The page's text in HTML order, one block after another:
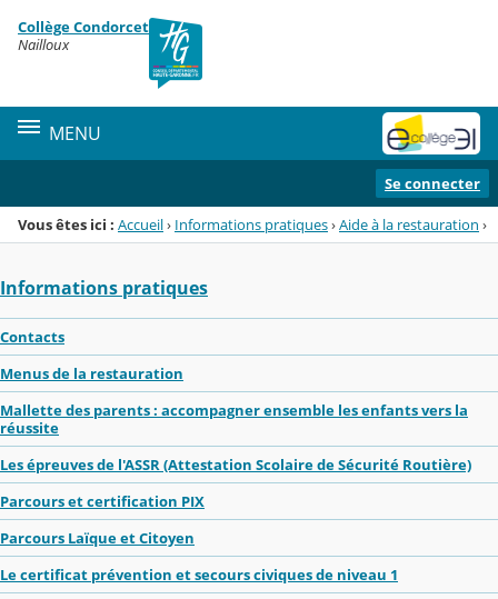
Menu de la rubrique
Contenu
Collège Condorcet
Nailloux
MENU
Se connecter
Vous êtes ici : Accueil› Informations pratiques›Aide à la restauration ›
Informations pratiques
Contacts
Menus de la restauration
Mallette des parents : accompagner ensemble les enfants vers la
réussite
Les épreuves de l'ASSR (Attestation Scolaire de Sécurité Routière)
Parcours et certification PIX
Parcours Laïque et Citoyen
Le certificat prévention et secours civiques de niveau 1